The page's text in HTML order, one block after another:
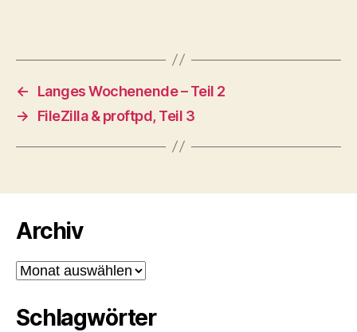
←
Langes Wochenende – Teil 2
→
FileZilla & proftpd, Teil 3
Archiv
Archiv
Schlagwörter